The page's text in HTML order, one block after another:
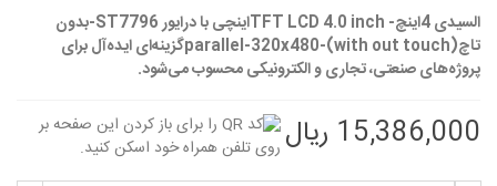
السیدی 4اینچ- TFT LCD 4.0 inchاینچی با درایور ST7796-بدون
تاچ(with out touch)-parallel-320x480گزینه‌ای ایده‌آل برای
پروژه‌های صنعتی، تجاری و الکترونیکی محسوب می‌شود.
15,386,000 ریال